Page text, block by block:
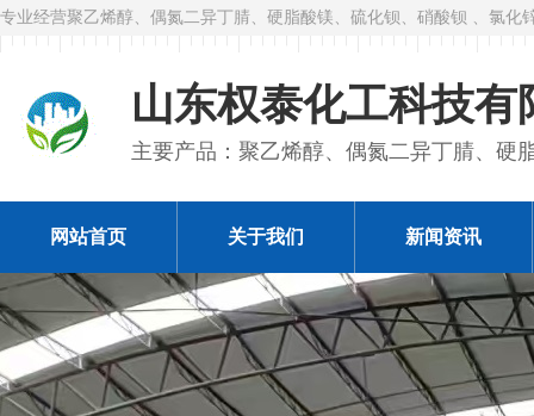
专业经营聚乙烯醇、偶氮二异丁腈、硬脂酸镁、硫化钡、硝酸钡 、氯
山东权泰化工科技有
主要产品：聚乙烯醇、偶氮二异丁腈、硬
网站首页 关于我们 新闻资讯